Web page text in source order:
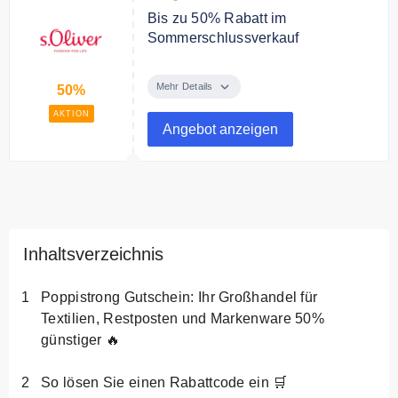
50%
AKTION
Bis zu 50% Rabatt im
Sommerschlussverkauf
Sommerschlussverkauf
Mehr Details
Angebot anzeigen
Inhaltsverzeichnis
Poppistrong Gutschein: Ihr Großhandel für
Textilien, Restposten und Markenware 50%
günstiger 🔥
So lösen Sie einen Rabattcode ein 🛒